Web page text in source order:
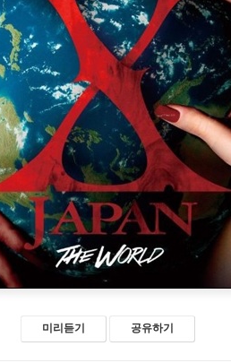
미리듣기 공유하기